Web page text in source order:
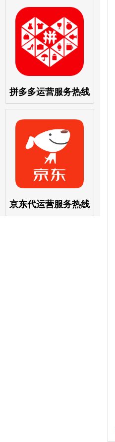
拼多多运营服务热线
京东代运营服务热线